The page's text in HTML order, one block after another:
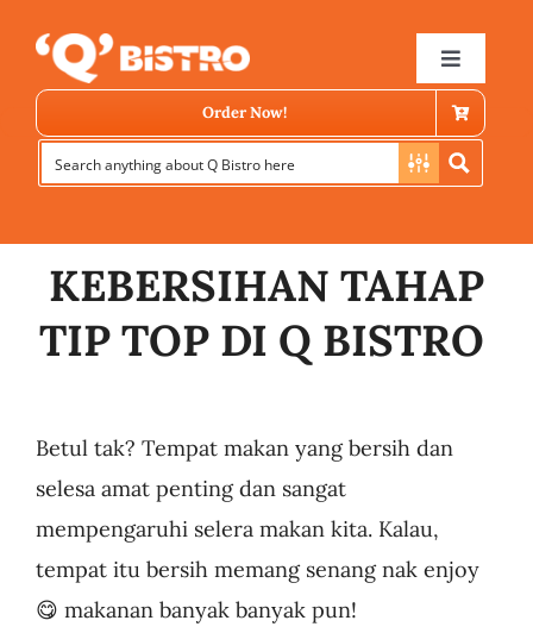
content
Toggle
Store Locator
Menu
Business
Order Now!
KEBERSIHAN TAHAP
TIP TOP DI Q BISTRO
Betul tak? Tempat makan yang bersih dan
selesa amat penting dan sangat
mempengaruhi selera makan kita. Kalau,
tempat itu bersih memang senang nak enjoy
😋 makanan banyak banyak pun!